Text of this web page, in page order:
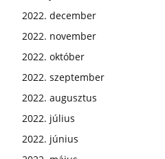
2022. december
2022. november
2022. október
2022. szeptember
2022. augusztus
2022. július
2022. június